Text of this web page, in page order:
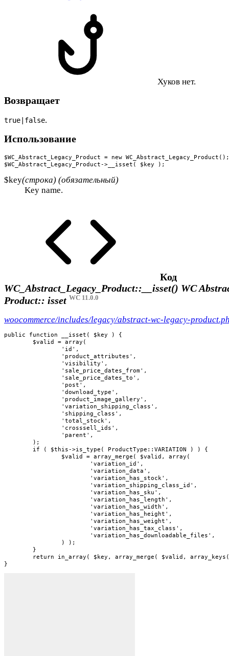
Хуков нет.
Возвращает
true|false.
Использование
$WC_Abstract_Legacy_Product = new WC_Abstract_Legacy_Product();
$WC_Abstract_Legacy_Product->__isset( $key );
$key(строка) (обязательный)
Key name.
Код
WC_Abstract_Legacy_Product::__isset() WC
Product:: isset WC 11.0.0
woocommerce/includes/legacy/abstract-wc-legacy-
public function __isset( $key ) {
}